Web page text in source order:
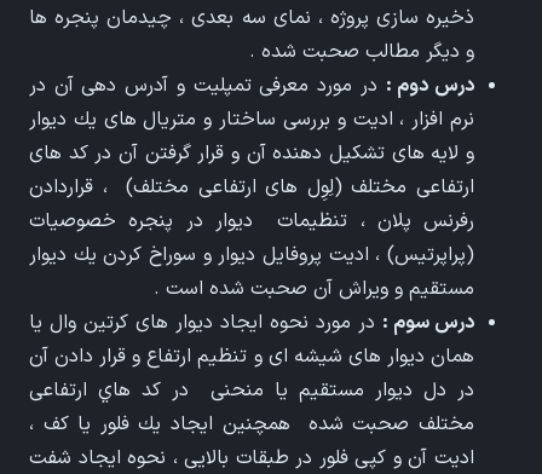
ذخيره سازی پروژه ، نمای سه بعدی ، چيدمان پنجره ها
و ديگر مطالب صحبت شده .
درس دوم : در مورد معرفی تمپليت و آدرس دهی آن در
نرم افزار ، اديت و بررسی ساختار و متريال های يك ديوار
و لايه های تشكيل دهنده آن و قرار گرفتن آن در كد های
ارتفاعی مختلف (لِوِل های ارتفاعی مختلف) ، قراردادن
رفرنس پلان ، تنظيمات ديوار در پنجره خصوصيات
(پراپرتيس) ، اديت پروفايل ديوار و سوراخ كردن يك ديوار
مستقيم و ويراش آن صحبت شده است .
درس سوم : در مورد نحوه ايجاد ديوار های كرتين وال يا
همان ديوار های شيشه ای و تنظيم ارتفاع و قرار دادن آن
در دل ديوار مستقيم يا منحنی در كد هاي ارتفاعی
مختلف صحبت شده همچنين ايجاد يك فلور يا كف ،
اديت آن و كپی فلور در طبقات بالايی ، نحوه ايجاد شفت